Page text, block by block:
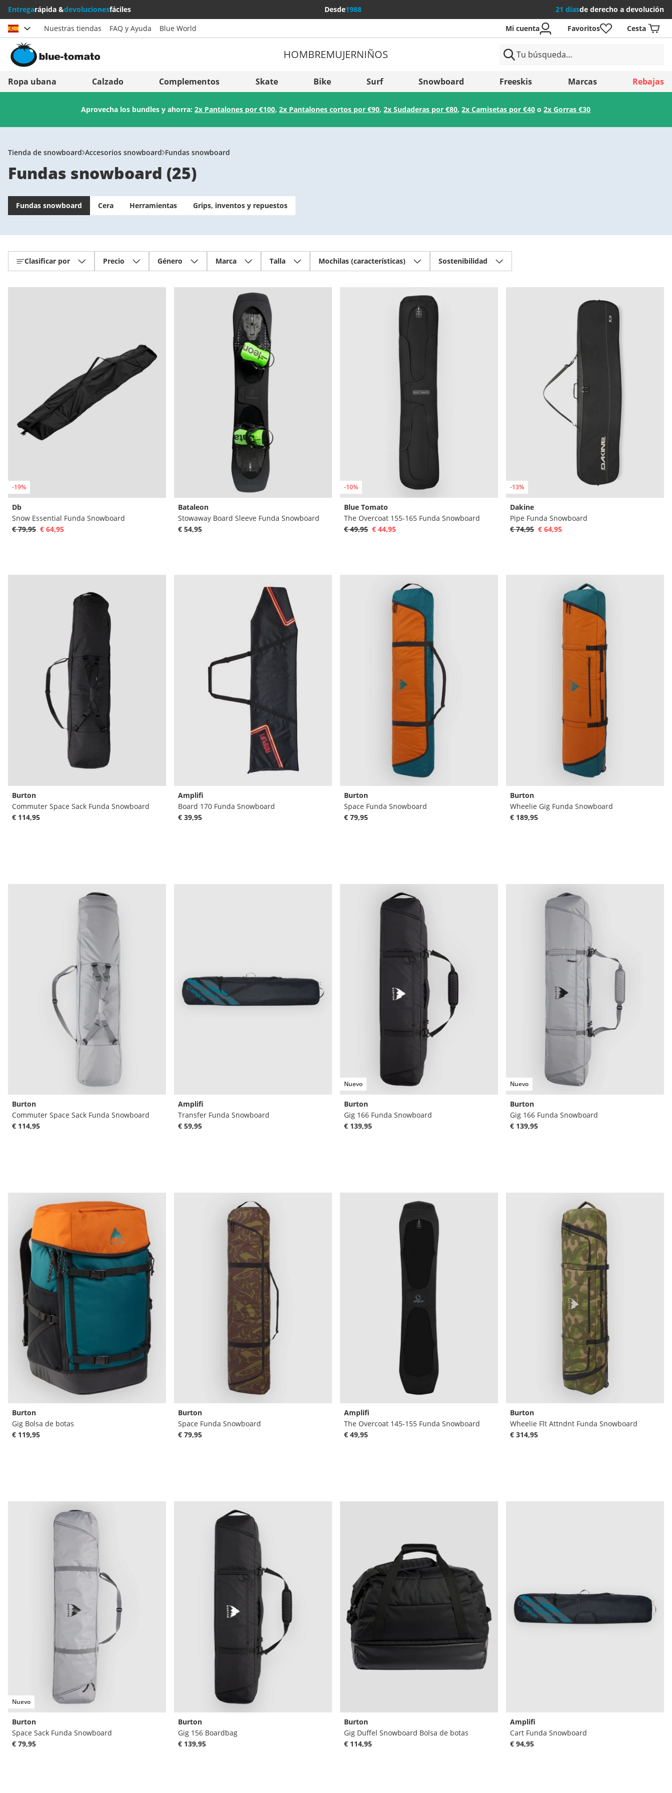
Entregarápida &devolucionesfáciles Desde1988 21 díasde derecho a devolución
Elegir país
Österreich
Schweiz (Deutsch)
Svizzera (Italiano)
France
Italia (Italiano)
Italien (Deutsch)
Suomi
United Kingdom
Slovenija
België (Nederlands)
Guardar
Nuestras tiendas FAQ y Ayuda Blue World Mi cuenta Favoritos Cesta
HOMBREMUJERNIÑOS
Ropa ubana Calzado Complementos Skate Bike Surf Snowboard Freeskis Marcas Rebajas
Aprovecha los bundles y ahorra:2x Pantalones por €100,2x Pantalones cortos por €90,2x Sudaderas por €80,2x Camisetas por €40 o2x Gorras €30
Tienda de snowboard Accesorios snowboard Fundas snowboard
Fundas snowboard (25)
Fundas snowboard Cera Herramientas Grips, inventos y repuestos
Clasificar por Precio Género Marca Talla Mochilas (características) Sostenibilidad
-19%
Db
Snow Essential Funda Snowboard
€ 79,95 € 64,95
Bataleon
Stowaway Board Sleeve Funda Snowboard
€ 54,95
-10%
Blue Tomato
The Overcoat 155-165 Funda Snowboard
€ 49,95 € 44,95
-13%
Dakine
Pipe Funda Snowboard
€ 74,95 € 64,95
Burton
Commuter Space Sack Funda Snowboard
€ 114,95
Amplifi
Board 170 Funda Snowboard
€ 39,95
Burton
Space Funda Snowboard
€ 79,95
Burton
Wheelie Gig Funda Snowboard
€ 189,95
Burton
Commuter Space Sack Funda Snowboard
€ 114,95
Amplifi
Transfer Funda Snowboard
€ 59,95
Nuevo
Burton
Gig 166 Funda Snowboard
€ 139,95
Nuevo
Burton
Gig 166 Funda Snowboard
€ 139,95
Burton
Gig Bolsa de botas
€ 119,95
Burton
Space Funda Snowboard
€ 79,95
Amplifi
The Overcoat 145-155 Funda Snowboard
€ 49,95
Burton
Wheelie Flt Attndnt Funda Snowboard
€ 314,95
Nuevo
Burton
Space Sack Funda Snowboard
€ 79,95
Burton
Gig 156 Boardbag
€ 139,95
Burton
Gig Duffel Snowboard Bolsa de botas
€ 114,95
Amplifi
Cart Funda Snowboard
€ 94,95